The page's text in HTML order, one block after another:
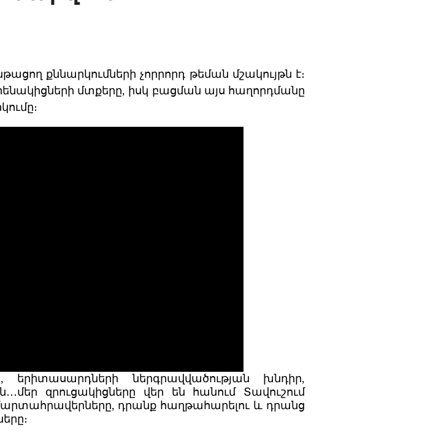
քննարկումների չորրորդ թեման մշակույթն է։
մտքերը, իսկ բացման այս հաղորդմանը
ներգրավվածության խնդիր,
զրուցակիցները վեր են հանում Տավուշում
դրանք հաղթահարելու և դրանց